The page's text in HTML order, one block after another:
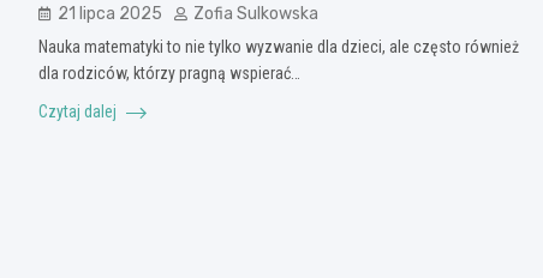
21 lipca 2025 Zofia Sulkowska
Nauka matematyki to nie tylko wyzwanie dla dzieci, ale często również
dla rodziców, którzy pragną wspierać…
Czytaj dalej